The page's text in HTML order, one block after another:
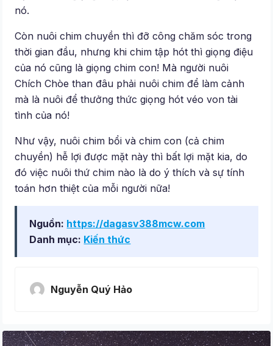
nó.
Còn nuôi chim chuyền thì đỡ công chăm sóc trong
thời gian đầu, nhưng khi chim tập hót thì giọng điệu
của nó cũng là giọng chim con! Mà người nuôi
Chích Chòe than đâu phải nuôi chim để làm cảnh
mà là nuôi để thưởng thức giọng hót véo von tài
tình của nó!
Như vậy, nuôi chim bổi và chim con (cả chim
chuyền) hễ lợi được mặt này thì bất lợi mặt kia, do
đó việc nuôi thứ chim nào là do ý thích và sự tính
toán hơn thiệt của mỗi người nữa!
Nguồn: https://dagasv388mcw.com
Danh mục: Kiến thức
Nguyễn Quý Hảo